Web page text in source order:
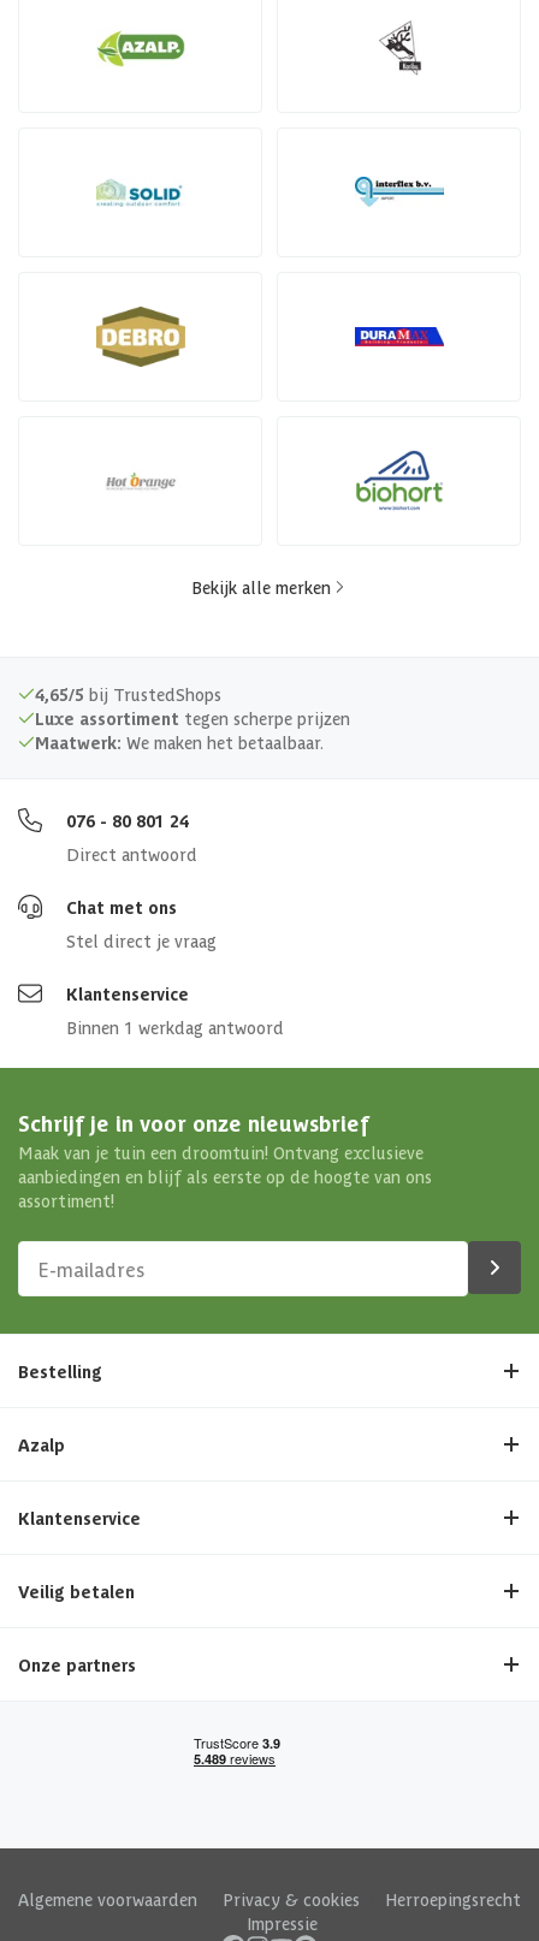
Bekijk alle merken
4,65/5 bij TrustedShops
Luxe assortiment tegen scherpe prijzen
Maatwerk: We maken het betaalbaar.
076 - 80 801 24
Direct antwoord
Chat met ons
Stel direct je vraag
Klantenservice
Binnen 1 werkdag antwoord
Schrijf je in voor onze nieuwsbrief
Maak van je tuin een droomtuin! Ontvang exclusieve
aanbiedingen en blijf als eerste op de hoogte van ons
assortiment!
Bestelling
Azalp
Klantenservice
Veilig betalen
Onze partners
Algemene voorwaarden Privacy & cookies
Herroepingsrecht
Impressie